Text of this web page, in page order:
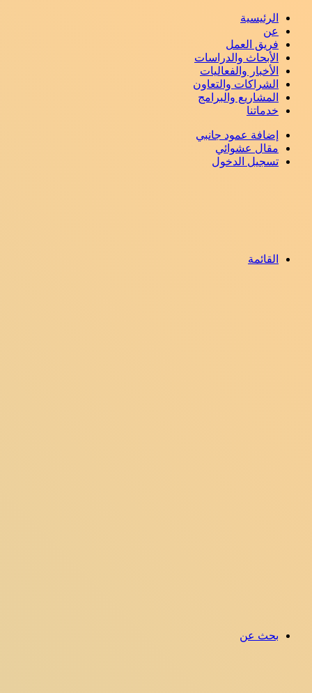
الرئيسية
عن
فريق العمل
الأبحاث والدراسات
الأخبار والفعاليات
الشراكات والتعاون
المشاريع والبرامج
خدماتنا
إضافة عمود جانبي
مقال عشوائي
تسجيل الدخول
القائمة
بحث عن